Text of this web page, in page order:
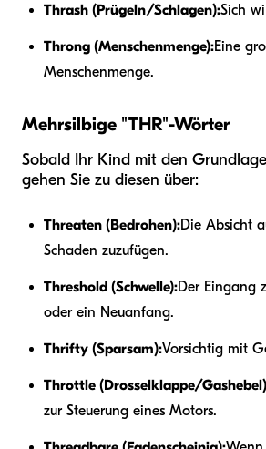
Thrash (Prügeln/Schlagen):Sich
Throng (Menschenmenge):Eine
Menschenmenge.
Mehrsilbige "THR"-Wörter
Sobald Ihr Kind mit den
gehen Sie zu diesen über:
Threaten (Bedrohen):Die Absicht
Schaden zuzufügen.
Threshold (Schwelle):Der Eingang
oder ein Neuanfang.
Thrifty (Sparsam):Vorsichtig mit
Throttle (Drosselklappe/
zur Steuerung eines Motors.